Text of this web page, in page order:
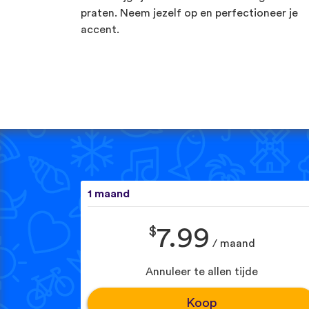
praten. Neem jezelf op en perfectioneer je
accent.
1 maand
$7.99 / maand
Annuleer te allen tijde
Koop